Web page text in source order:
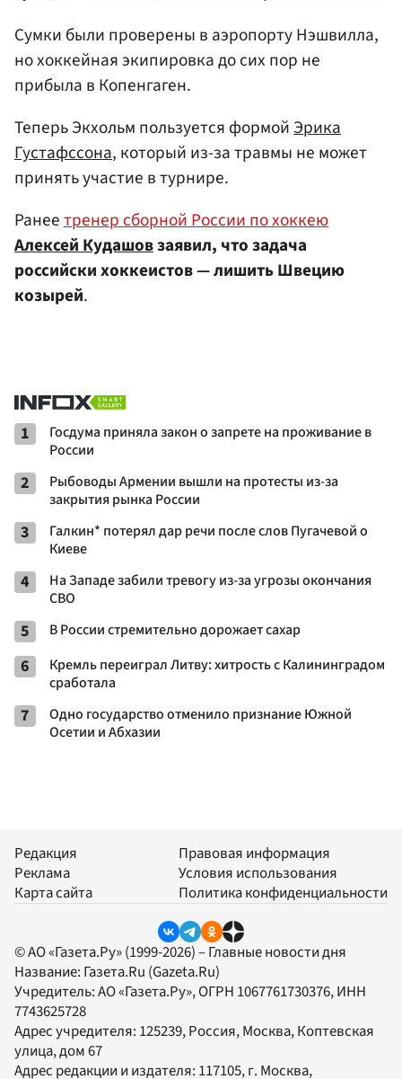
Сумки были проверены в аэропорту Нэшвилла,
но хоккейная экипировка до сих пор не
прибыла в Копенгаген.
Теперь Экхольм пользуется формойЭрика
Густафссона, который из-за травмы не может
принять участие в турнире.
Ранеетренер сборной России по хоккею
Алексей Кудашовзаявил, что задача
российски хоккеистов — лишить Швецию
козырей.
1
Госдума приняла закон о запрете на проживание в
России
2
Рыбоводы Армении вышли на протесты из-за
закрытия рынка России
3
Галкин* потерял дар речи после слов Пугачевой о
Киеве
4
На Западе забили тревогу из-за угрозы окончания
СВО
5 В России стремительно дорожает сахар
6
Кремль переиграл Литву: хитрость с Калининградом
сработала
7
Одно государство отменило признание Южной
Осетии и Абхазии
Редакция
Реклама
Карта сайта
Правовая информация
Условия использования
Политика конфиденциальности
© АО «Газета.Ру» (1999-2026) – Главные новости дня
Название: Газета.Ru (Gazeta.Ru)
Учредитель:АО «Газета.Ру», ОГРН 1067761730376, ИНН
7743625728
Адрес учредителя: 125239, Россия, Москва, Коптевская
улица, дом 67
Адрес редакции и издателя: 117105, г. Москва,